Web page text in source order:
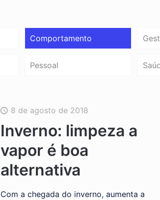
Comportamento
Pessoal
8 de agosto de 2018
Inverno: limpeza a
vapor é boa
alternativa
Com a chegada do inverno, aumenta a